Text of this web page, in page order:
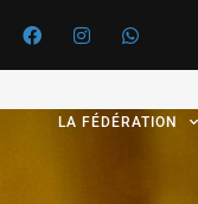
LA FÉDÉRATION